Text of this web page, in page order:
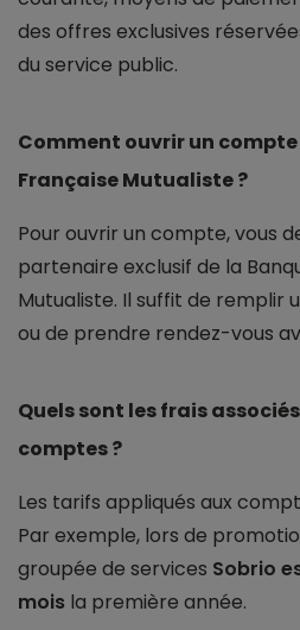
des offres exclusives
du service public.
Comment ouvrir un
Française Mutualiste ?
Pour ouvrir un compte, vous
partenaire exclusif de la
Mutualiste. Il suffit de remplir
ou de prendre rendez-vous
Quels sont les frais
comptes ?
Les tarifs appliqués aux
Par exemple, lors de
groupée de services Sobrio
mois la première année.